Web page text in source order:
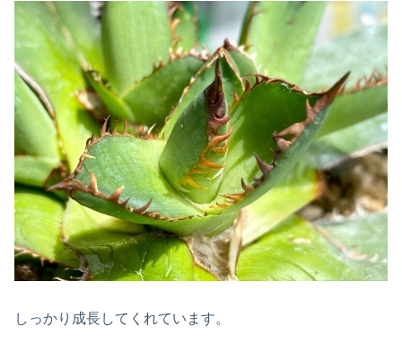
しっかり成長してくれています。